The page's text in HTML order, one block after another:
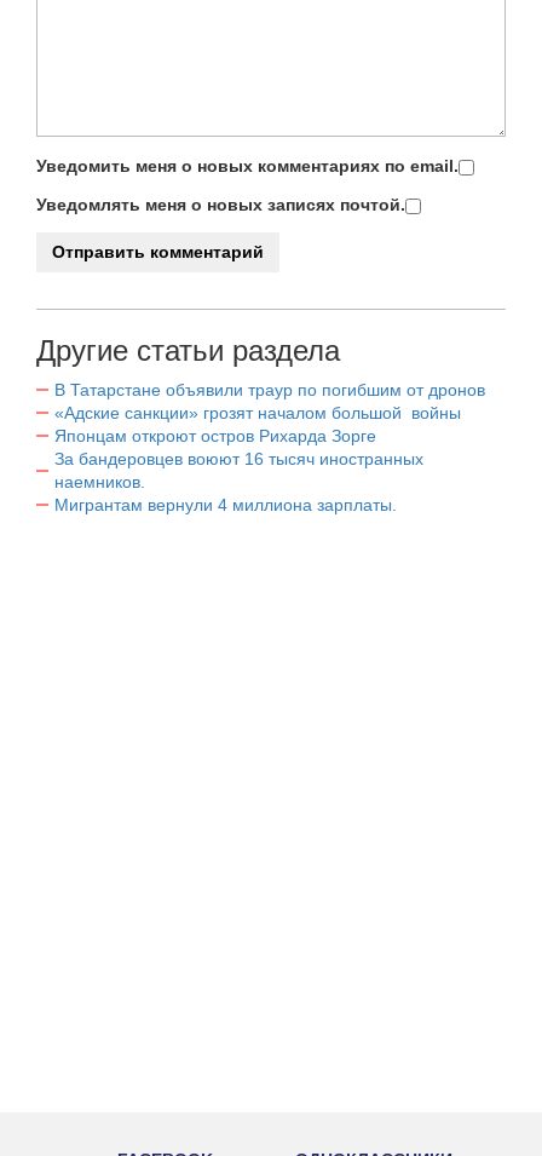
Уведомить меня о новых комментариях по email.
Уведомлять меня о новых записях почтой.
Другие статьи раздела
В Татарстане объявили траур по погибшим от дронов
«Адские санкции» грозят началом большой войны
Японцам откроют остров Рихарда Зорге
За бандеровцев воюют 16 тысяч иностранных
наемников.
Мигрантам вернули 4 миллиона зарплаты.